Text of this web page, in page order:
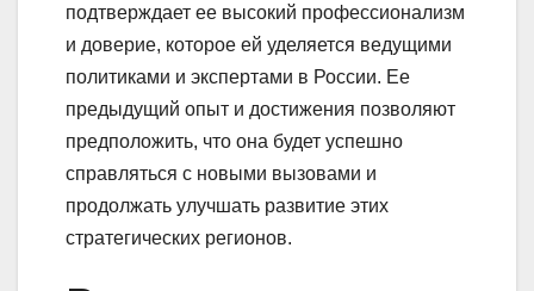
подтверждает ее высокий профессионализм
и доверие, которое ей уделяется ведущими
политиками и экспертами в России. Ее
предыдущий опыт и достижения позволяют
предположить, что она будет успешно
справляться с новыми вызовами и
продолжать улучшать развитие этих
стратегических регионов.